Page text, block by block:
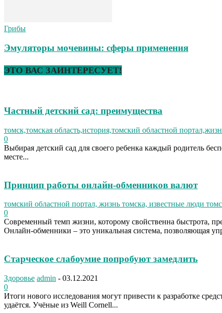
Грибы
Эмуляторы мочевины: сферы применения
ЭТО ВАС ЗАИНТЕРЕСУЕТ!
Частный детский сад: преимущества
томск,томская область,история,томский областной
0
Выбирая детский сад для своего ребенка каждый родитель
месте...
Принцип работы онлайн-обменников валют
томский областной портал, жизнь томска, известные люди
0
Современный темп жизни, которому свойственна быстрота,
Онлайн-обменники – это уникальная система, позволяющая
Старческое слабоумие попробуют замедлить
Здоровье admin - 03.12.2021
0
Итоги нового исследования могут привести к разработке
удаётся. Учёные из Weill Cornell...